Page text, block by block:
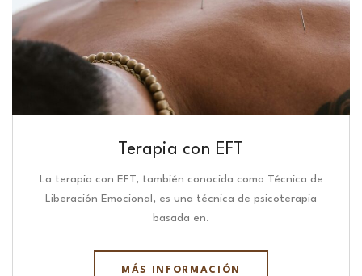
Terapia con EFT
La terapia con EFT, también conocida como Técnica de
Liberación Emocional, es una técnica de psicoterapia
basada en.
MÁS INFORMACIÓN